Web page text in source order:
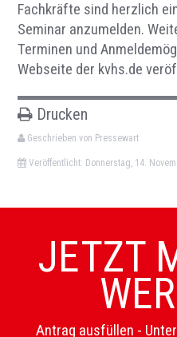
Fachkräfte sind herzlich
Seminar anzumelden.
Terminen und
Webseite der kvhs.de
Drucken
Geschrieben von Pressewart
Veröffentlicht: Donnerstag, 14.
JETZT
Antrag ausfüllen -